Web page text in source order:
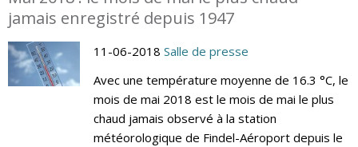
jamais enregistré depuis 1947
11-06-2018 Salle de presse
Avec une température moyenne de 16.3 °C, le
mois de mai 2018 est le mois de mai le plus
chaud jamais observé à la station
météorologique de Findel-Aéroport depuis le